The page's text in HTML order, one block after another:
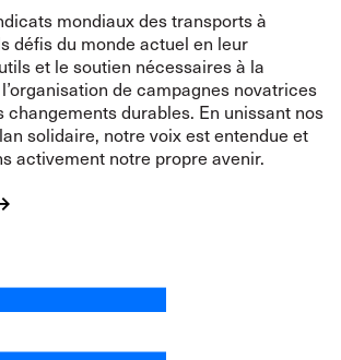
mondiaux des transports à
défis du monde actuel en leur
et le soutien nécessaires à la
de campagnes novatrices
changements durables. En unissant nos
solidaire, notre voix est entendue et
activement notre propre avenir.